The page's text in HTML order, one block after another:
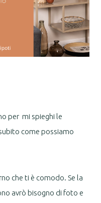
per mi spieghi le
come possiamo
che ti è comodo. Se la
avrò bisogno di foto e